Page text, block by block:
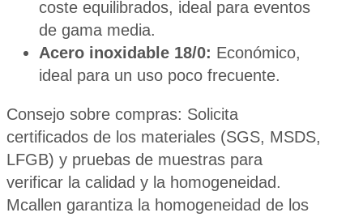
coste equilibrados, ideal para eventos
de gama media.
Acero inoxidable 18/0: Económico,
ideal para un uso poco frecuente.
Consejo sobre compras: Solicita
certificados de los materiales (SGS, MSDS,
LFGB) y pruebas de muestras para
verificar la calidad y la homogeneidad.
Mcallen garantiza la homogeneidad de los